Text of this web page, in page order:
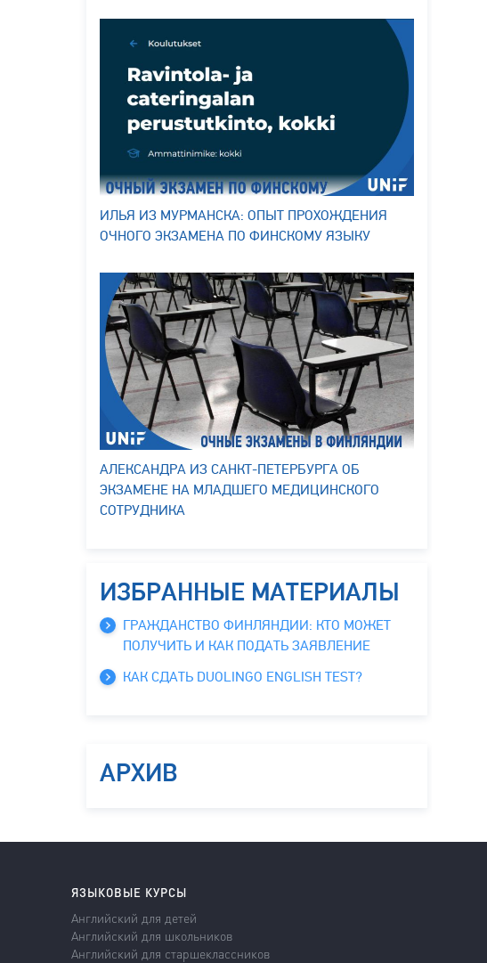
ИЛЬЯ ИЗ МУРМАНСКА: ОПЫТ ПРОХОЖДЕНИЯ
ОЧНОГО ЭКЗАМЕНА ПО ФИНСКОМУ ЯЗЫКУ
АЛЕКСАНДРА ИЗ САНКТ-ПЕТЕРБУРГА ОБ
ЭКЗАМЕНЕ НА МЛАДШЕГО МЕДИЦИНСКОГО
СОТРУДНИКА
ИЗБРАННЫЕ МАТЕРИАЛЫ
ГРАЖДАНСТВО ФИНЛЯНДИИ: КТО МОЖЕТ
ПОЛУЧИТЬ И КАК ПОДАТЬ ЗАЯВЛЕНИЕ
КАК СДАТЬ DUOLINGO ENGLISH TEST?
АРХИВ
ЯЗЫКОВЫЕ КУРСЫ
Английский для детей
Английский для школьников
Английский для старшеклассников